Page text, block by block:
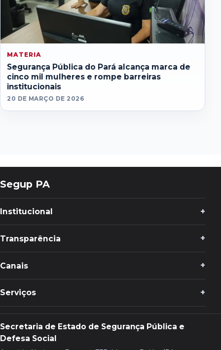
MATERIA
Segurança Pública do Pará alcança marca de
cinco mil mulheres e rompe barreiras
institucionais
20 DE MARÇO DE 2026
Segup PA
Institucional
Transparência
Canais
Serviços
Secretaria de Estado de Segurança Pública e
Defesa Social